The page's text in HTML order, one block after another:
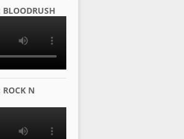
BLOODRUSH
ROCK N